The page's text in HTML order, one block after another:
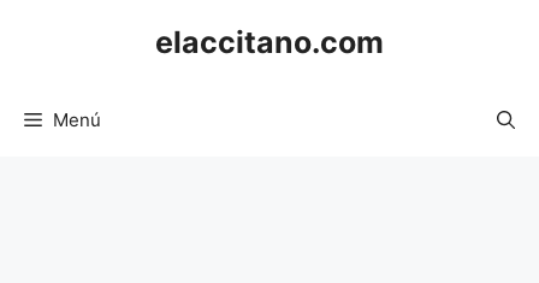
elaccitano.com
Menú